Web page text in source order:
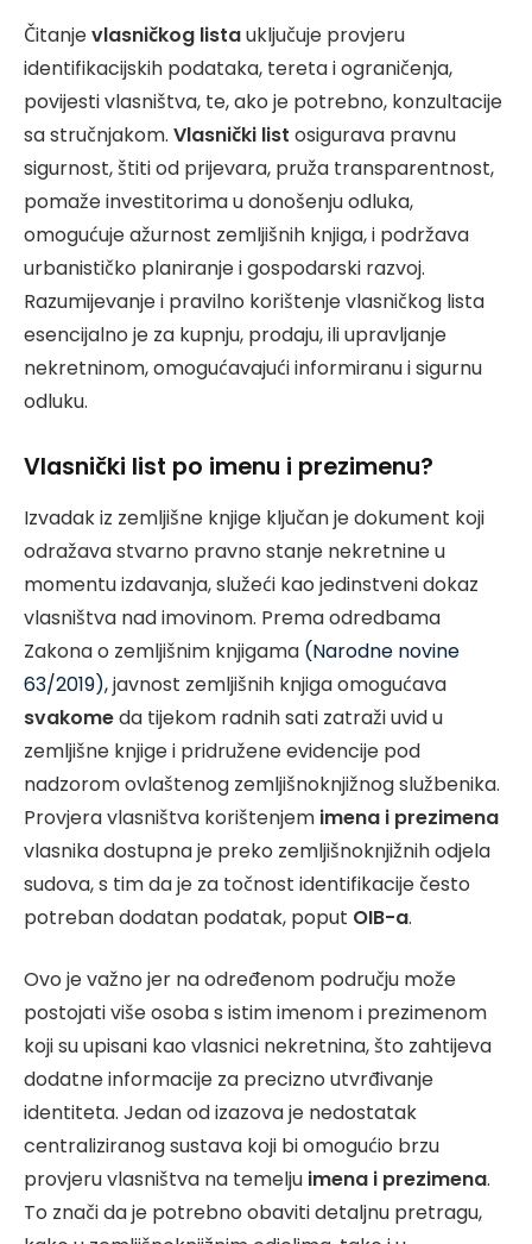
Čitanjevlasničkog listauključuje provjeru
identifikacijskih podataka, tereta i ograničenja,
povijesti vlasništva, te, ako je potrebno, konzultacije
sa stručnjakom. Vlasnički list osigurava pravnu
sigurnost, štiti od prijevara, pruža transparentnost,
pomaže investitorima u donošenju odluka,
omogućuje ažurnost zemljišnih knjiga, i podržava
urbanističko planiranje i gospodarski razvoj.
Razumijevanje i pravilno korištenje vlasničkog lista
esencijalno je za kupnju, prodaju, ili upravljanje
nekretninom, omogućavajući informiranu i sigurnu
odluku.
Vlasnički list po imenu i prezimenu?
Izvadak iz zemljišne knjige ključan je dokument koji
odražava stvarno pravno stanje nekretnine u
momentu izdavanja, služeći kao jedinstveni dokaz
vlasništva nad imovinom. Prema odredbama
Zakona o zemljišnim knjigama (Narodne novine
63/2019),javnost zemljišnih knjiga omogućava
svakomeda tijekom radnih sati zatraži uvid u
zemljišne knjige i pridružene evidencije pod
nadzorom ovlaštenog zemljišnoknjižnog službenika.
Provjera vlasništva korištenjem imena i prezimena
vlasnika dostupna je preko zemljišnoknjižnih odjela
sudova, s tim da je za točnost identifikacije često
potreban dodatan podatak, poput OIB-a.
Ovo je važno jer na određenom području može
postojati više osoba s istim imenom i prezimenom
koji su upisani kao vlasnici nekretnina, što zahtijeva
dodatne informacije za precizno utvrđivanje
identiteta. Jedan od izazova je nedostatak
centraliziranog sustava koji bi omogućio brzu
provjeru vlasništva na temelju imena i prezimena.
To znači da je potrebno obaviti detaljnu pretragu,